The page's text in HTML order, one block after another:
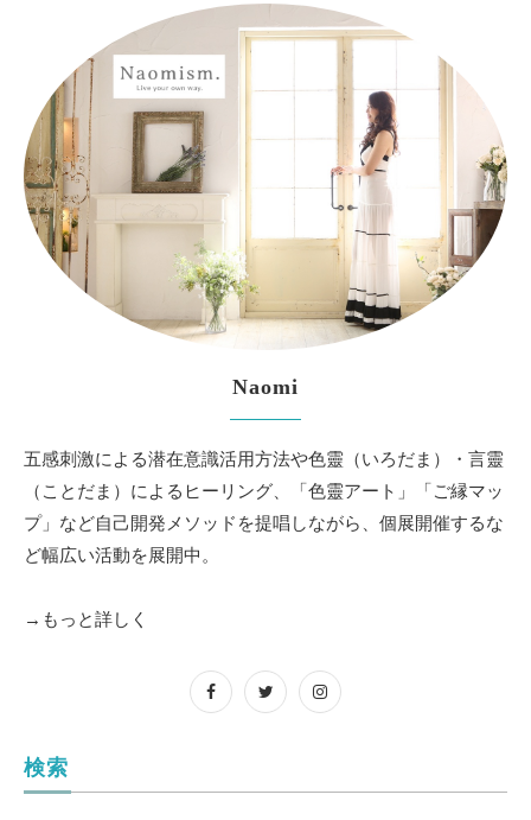
Naomi
五感刺激による潜在意識活用方法や色靈（いろだま）・言靈
（ことだま）によるヒーリング、「色靈アート」「ご縁マッ
プ」など自己開発メソッドを提唱しながら、個展開催するな
ど幅広い活動を展開中。
→もっと詳しく
検索